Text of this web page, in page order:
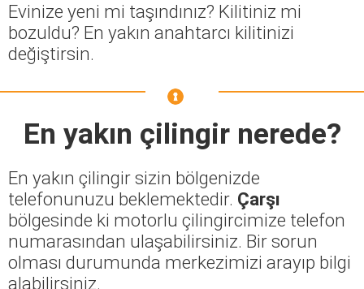
Evinize yeni mi taşındınız? Kilitiniz mi
bozuldu? En yakın anahtarcı kilitinizi
değiştirsin.
En yakın çilingir nerede?
En yakın çilingir sizin bölgenizde
telefonunuzu beklemektedir. Çarşı
bölgesinde ki motorlu çilingircimize telefon
numarasından ulaşabilirsiniz. Bir sorun
olması durumunda merkezimizi arayıp bilgi
alabilirsiniz.